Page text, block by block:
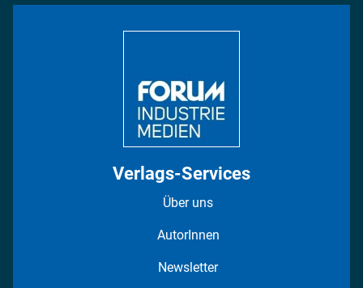
Verlags-Services
Über uns
AutorInnen
Newsletter